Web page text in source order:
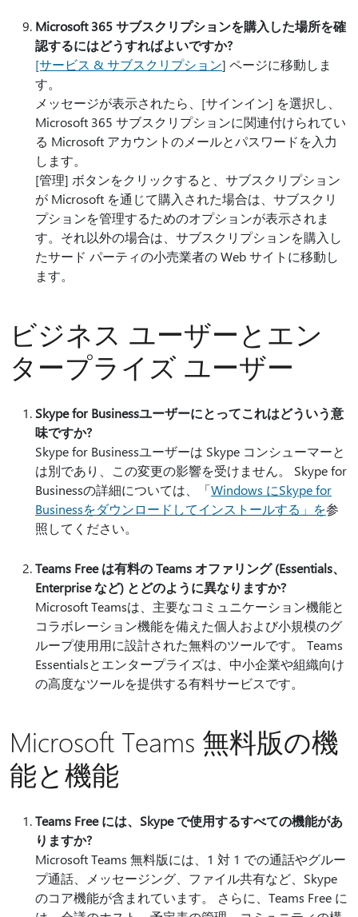
Microsoft 365 サブスクリプションを購入した場所を確
認するにはどうすればよいですか?
[サービス & サブスクリプション] ページに移動しま
す。
メッセージが表示されたら、[サインイン] を選択し、
Microsoft 365 サブスクリプションに関連付けられてい
る Microsoft アカウントのメールとパスワードを入力
します。
[管理] ボタンをクリックすると、サブスクリプション
が Microsoft を通じて購入された場合は、サブスクリ
プションを管理するためのオプションが表示されま
す。それ以外の場合は、サブスクリプションを購入し
たサード パーティの小売業者の Web サイトに移動し
ます。
ビジネス ユーザーとエン
タープライズ ユーザー
Skype for Businessユーザーにとってこれはどういう意
味ですか?
Skype for Businessユーザーは Skype コンシューマーと
は別であり、この変更の影響を受けません。 Skype for
Businessの詳細については、「Windows にSkype for
Businessをダウンロードしてインストールする」を参
照してください。
Teams Free は有料の Teams オファリング (Essentials、
Enterprise など) とどのように異なりますか?
Microsoft Teamsは、主要なコミュニケーション機能と
コラボレーション機能を備えた個人および小規模のグ
ループ使用用に設計された無料のツールです。 Teams
Essentialsとエンタープライズは、中小企業や組織向け
の高度なツールを提供する有料サービスです。
Microsoft Teams 無料版の機
能と機能
Teams Free には、Skype で使用するすべての機能があ
りますか?
Microsoft Teams 無料版には、1 対 1 での通話やグルー
プ通話、メッセージング、ファイル共有など、Skype
のコア機能が含まれています。 さらに、Teams Free に